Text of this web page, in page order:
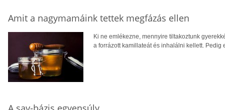
Amit a nagymamáink tettek megfázás ellen
Ki ne emlékezne, mennyire tiltakoztunk
a forrázott kamillateát és inhalálni kellett.